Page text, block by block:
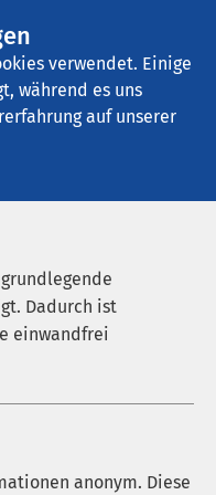
verwendet. Einige
während es uns
auf unserer
Dadurch ist
einwandfrei
anonym. Diese